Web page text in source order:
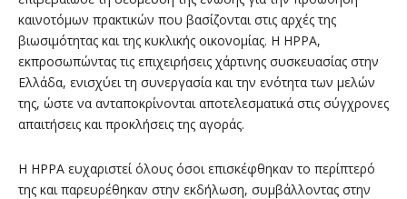
καινοτόμων πρακτικών που βασίζονται στις αρχές της
βιωσιμότητας και της κυκλικής οικονομίας. Η HPPA,
εκπροσωπώντας τις επιχειρήσεις χάρτινης συσκευασίας στην
Ελλάδα, ενισχύει τη συνεργασία και την ενότητα των μελών
της, ώστε να ανταποκρίνονται αποτελεσματικά στις σύγχρονες
απαιτήσεις και προκλήσεις της αγοράς.
Η HPPA ευχαριστεί όλους όσοι επισκέφθηκαν το περίπτερό
της και παρευρέθηκαν στην εκδήλωση, συμβάλλοντας στην